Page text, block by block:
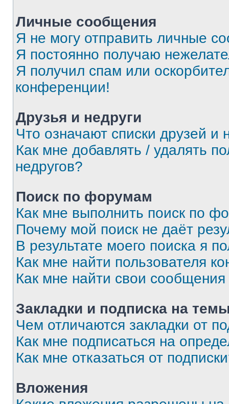
Личные сообщения
Я не могу отправить личные
Я постоянно получаю
Я получил спам или
конференции!
Друзья и недруги
Что означают списки друзей и
Как мне добавлять / удалять
недругов?
Поиск по форумам
Как мне выполнить поиск по
Почему мой поиск не даёт
В результате моего поиска я
Как мне найти пользователя
Как мне найти свои
Закладки и подписка на
Чем отличаются закладки от
Как мне подписаться на
Как мне отказаться от
Вложения